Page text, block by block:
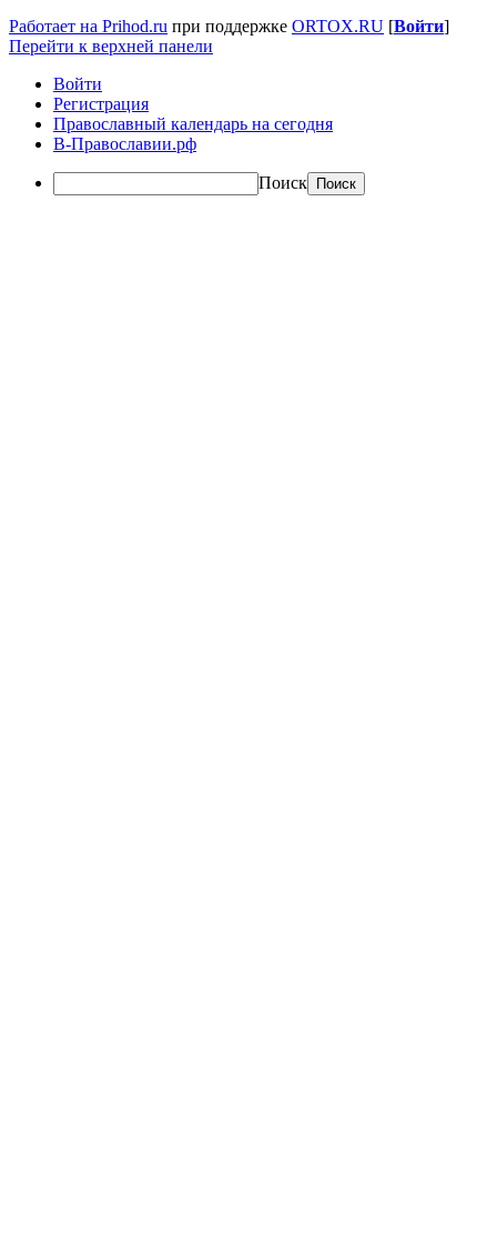
Работает на Prihod.ru при поддержке ORTOX.RU [Войти]
Перейти к верхней панели
Войти
Регистрация
Православный календарь на сегодня
В-Православии.рф
Поиск